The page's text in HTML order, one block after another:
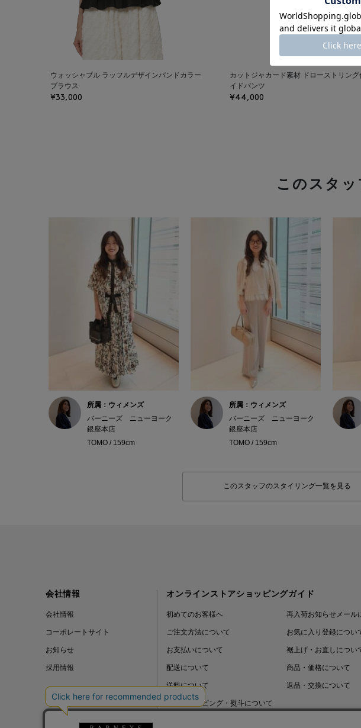
ウォッシャブル ラッフルデザインバンドカラー
ブラウス
¥33,000
カットジャカード素材 ドローストリング
イドパンツ
¥44,000
このスタ
所属：ウィメンズ
バーニーズ ニューヨーク
銀座本店
TOMO / 159cm
所属：ウィメンズ
バーニーズ ニューヨーク
銀座本店
TOMO / 159cm
このスタッフのスタイリング一覧を見る
会社情報
会社情報
コーポレートサイト
お知らせ
採用情報
オンラインストアショッピングガイド
初めてのお客様へ
ご注文方法について
お支払いについて
配送について
送料について
ギフトラッピング・熨斗について
再入荷お知らせメール
お気に入り登録につい
裾上げ・お直しについ
商品・価格について
返品・交換について